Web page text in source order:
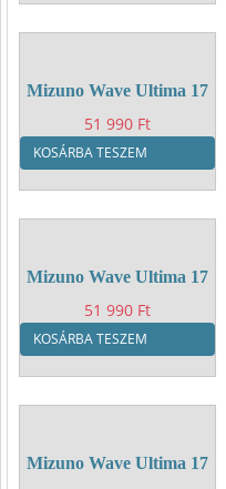
990 Ft.
990 Ft.
Mizuno Wave Ultima 17
51 990 Ft
KOSÁRBA TESZEM
Mizuno Wave Ultima 17
51 990 Ft
KOSÁRBA TESZEM
Mizuno Wave Ultima 17